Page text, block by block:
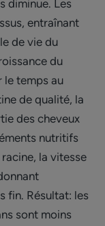
diminue. Les
entraînant
de vie du
du
le temps au
de qualité, la
des cheveux
nutritifs
la vitesse
fin. Résultat: les
sont moins